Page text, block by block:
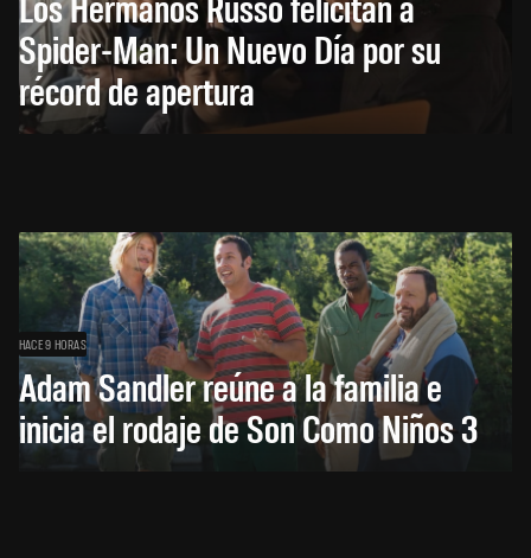
Spider-Man: Un Nuevo Día por su
récord de apertura
HACE 9 HORAS
Adam Sandler reúne a la familia e
inicia el rodaje de Son Como Niños 3